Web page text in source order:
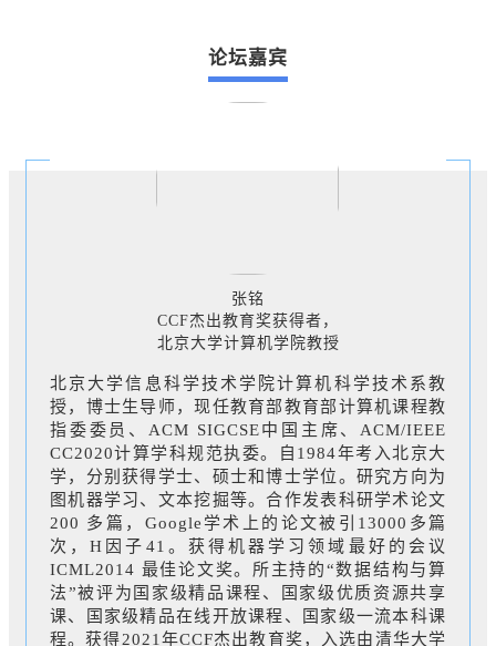
论坛嘉宾
张铭
CCF杰出教育奖获得者，
北京大学计算机学院教授
北京大学信息科学技术学院计算机科学技术系教
授，博士生导师，现任教育部教育部计算机课程教
指委委员、ACM SIGCSE中国主席、ACM/IEEE
CC2020计算学科规范执委。自1984年考入北京大
学，分别获得学士、硕士和博士学位。研究方向为
图机器学习、文本挖掘等。合作发表科研学术论文
200 多篇，Google学术上的论文被引13000多篇
次，H因子41。获得机器学习领域最好的会议
ICML2014 最佳论文奖。所主持的“数据结构与算
法”被评为国家级精品课程、国家级优质资源共享
课、国家级精品在线开放课程、国家级一流本科课
程。获得2021年CCF杰出教育奖，入选由清华大学